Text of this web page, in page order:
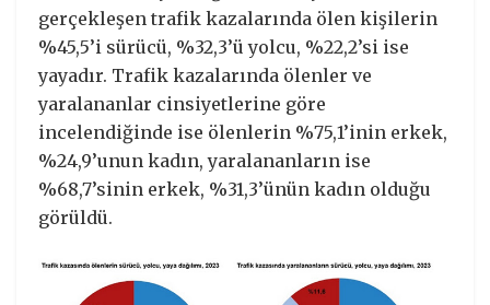
gerçekleşen trafik kazalarında ölen kişilerin
%45,5’i sürücü, %32,3’ü yolcu, %22,2’si ise
yayadır. Trafik kazalarında ölenler ve
yaralananlar cinsiyetlerine göre
incelendiğinde ise ölenlerin %75,1’inin erkek,
%24,9’unun kadın, yaralananların ise
%68,7’sinin erkek, %31,3’ünün kadın olduğu
görüldü.